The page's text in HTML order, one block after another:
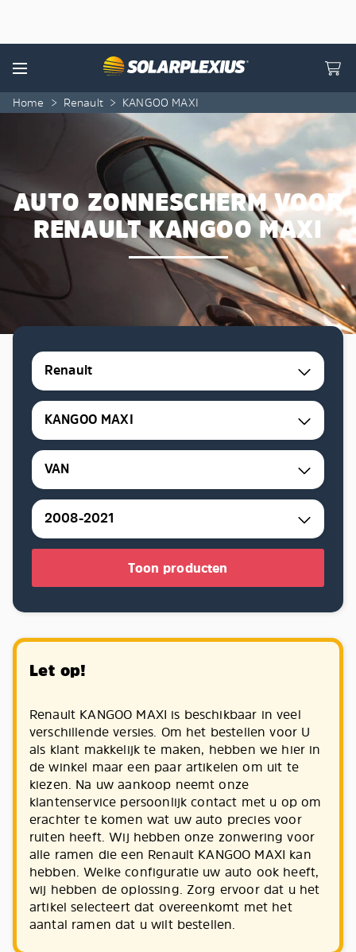
Menu
Home > Renault > KANGOO MAXI
AUTO ZONNESCHERM VOOR
RENAULT KANGOO MAXI
Renault
KANGOO MAXI
VAN
2008-2021
Toon producten
Let op!
Renault KANGOO MAXI is beschikbaar in veel
verschillende versies. Om het bestellen voor U
als klant makkelijk te maken, hebben we hier in
de winkel maar een paar artikelen om uit te
kiezen. Na uw aankoop neemt onze
klantenservice persoonlijk contact met u op om
erachter te komen wat uw auto precies voor
ruiten heeft. Wij hebben onze zonwering voor
alle ramen die een Renault KANGOO MAXI kan
hebben. Welke configuratie uw auto ook heeft,
wij hebben de oplossing. Zorg ervoor dat u het
artikel selecteert dat overeenkomt met het
aantal ramen dat u wilt bestellen.